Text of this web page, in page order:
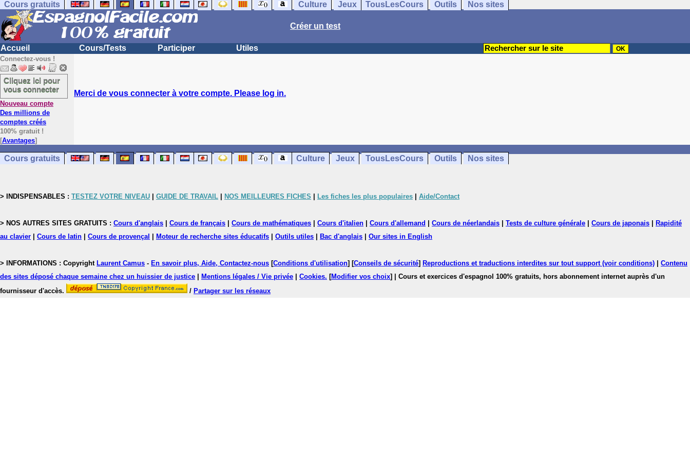
Cours gratuits Culture Jeux TousLesCours Outils Nos sites
Créer un test
Accueil Cours/Tests Participer Utiles
Connectez-vous !
Cliquez ici pour
vous connecter
Nouveau compte
Des millions de
comptes créés
100% gratuit !
[Avantages]
Merci de vous connecter à votre compte. Please log in.
Cours gratuits Culture Jeux TousLesCours Outils Nos sites
> INDISPENSABLES : TESTEZ VOTRE NIVEAU GUIDE DE TRAVAIL NOS MEILLEURES FICHES Les fiches les plus populaires Aide/Contact
> NOS AUTRES SITES GRATUITS : Cours d'anglais Cours de français Cours de mathématiques Cours d'italien Cours d'allemand Cours de néerlandais Tests de culture générale Cours de japonais
Rapidité
au clavier
Cours de latin Cours de provençal Moteur de recherche sites éducatifs Outils utiles Bac d'anglais Our sites in English
> INFORMATIONS : Copyright Laurent Camus - En savoir plus, Aide, Contactez-nous [Conditions d'utilisation] [Conseils de sécurité] Reproductions et traductions interdites sur tout support (voir conditions)
Contenu
des sites déposé chaque semaine chez un huissier de justice
Mentions légales / Vie privée Cookies. [Modifier vos choix]
| Cours et exercices d'espagnol 100% gratuits, hors abonnement internet auprès d'un
fournisseur d'accès.
/ Partager sur les réseaux